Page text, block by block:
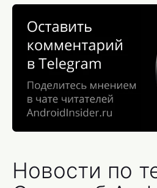
Новости по